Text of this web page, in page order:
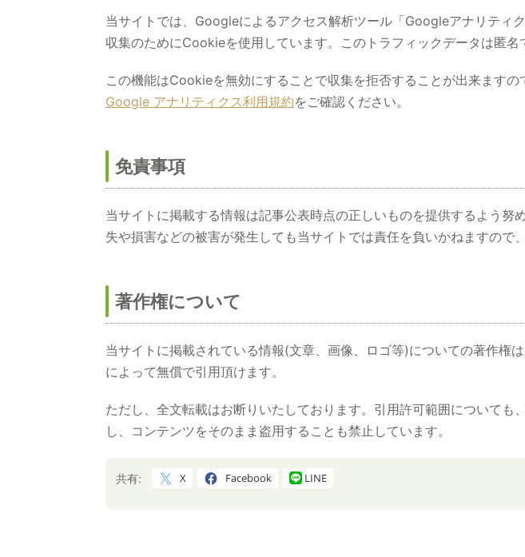
当サイトでは、Googleによるアクセス解析ツール「Googleアナリティ
収集のためにCookieを使用しています。このトラフィックデータは匿名
この機能はCookieを無効にすることで収集を拒否することが出来ます
Google アナリティクス利用規約をご確認ください。
免責事項
当サイトに掲載する情報は記事公表時点の正しいものを提供するよう
失や損害などの被害が発生しても当サイトでは責任を負いかねますので
著作権について
当サイトに掲載されている情報(文章、画像、ロゴ等)についての著作権
によって無償で引用頂けます。
ただし、全文転載はお断りいたしております。引用許可範囲について
し、コンテンツをそのまま盗用することも禁止しています。
共有: X Facebook LINE